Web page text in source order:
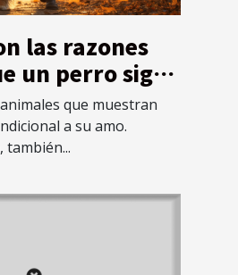
las razones
un perro sigue
todo elque muestran
a su amo.
también...